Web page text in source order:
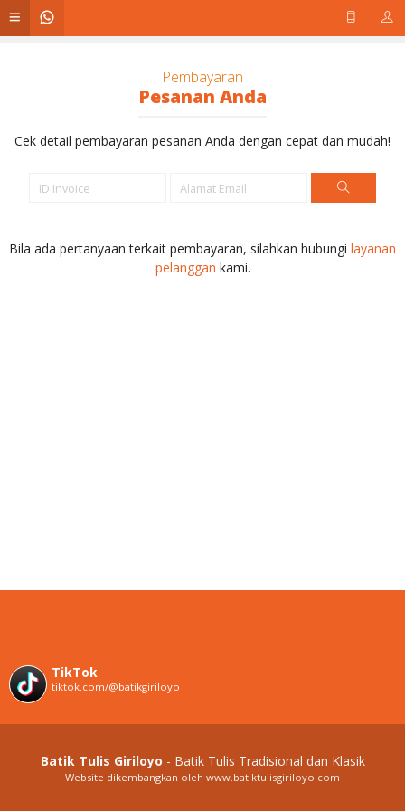
Pembayaran
Pesanan Anda
Cek detail pembayaran pesanan Anda dengan cepat dan mudah!
Bila ada pertanyaan terkait pembayaran, silahkan hubungi layanan
pelanggan kami.
TikTok
tiktok.com/@batikgiriloyo
Batik Tulis Giriloyo - Batik Tulis Tradisional dan Klasik
Website dikembangkan oleh www.batiktulisgiriloyo.com